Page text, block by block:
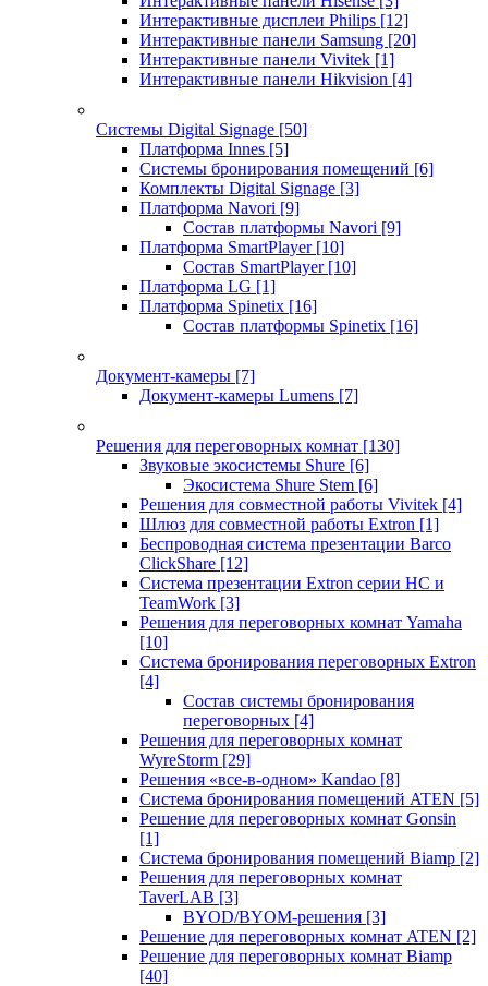
Интерактивные дисплеи Philips [12]
Интерактивные панели Samsung [20]
Интерактивные панели Vivitek [1]
Интерактивные панели Hikvision [4]
Системы Digital Signage [50]
Платформа Innes [5]
Системы бронирования помещений [6]
Комплекты Digital Signage [3]
Платформа Navori [9]
Состав платформы Navori [9]
Платформа SmartPlayer [10]
Состав SmartPlayer [10]
Платформа LG [1]
Платформа Spinetix [16]
Состав платформы Spinetix [16]
Документ-камеры [7]
Документ-камеры Lumens [7]
Решения для переговорных комнат [130]
Звуковые экосистемы Shure [6]
Экосистема Shure Stem [6]
Решения для совместной работы Vivitek [4]
Шлюз для совместной работы Extron [1]
Беспроводная система презентации Barco
ClickShare [12]
Система презентации Extron серии HC и
TeamWork [3]
Решения для переговорных комнат Yamaha
[10]
Система бронирования переговорных Extron
[4]
Состав системы бронирования
переговорных [4]
Решения для переговорных комнат
WyreStorm [29]
Решения «все-в-одном» Kandao [8]
Система бронирования помещений ATEN [5]
Решение для переговорных комнат Gonsin
[1]
Система бронирования помещений Biamp [2]
Решения для переговорных комнат
TaverLAB [3]
BYOD/BYOM-решения [3]
Решение для переговорных комнат ATEN [2]
Решение для переговорных комнат Biamp
[40]